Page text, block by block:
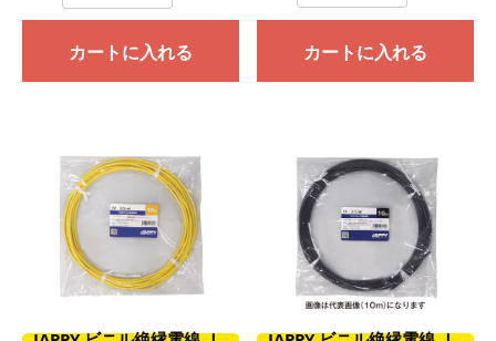
カートに入れる カートに入れる